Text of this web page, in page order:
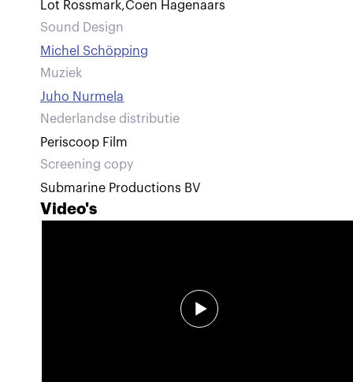
Lot Rossmark,Coen Hagenaars
Sound Design
Michel Schöpping
Muziek
Juho Nurmela
Nederlandse distributie
Periscoop Film
Screening copy
Submarine Productions BV
Video's